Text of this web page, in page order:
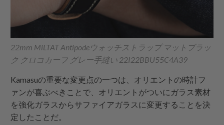
22mm MiLTAT Antipodeウォッチストラップ マットブラッ
ク クロコカーフ グレー手縫い 22I22BBU55C4A39
Kamasuの重要な変更点の一つは、オリエントの時計フ
ァンが喜ぶべきことで、オリエントがついにガラス素材
を強化ガラスからサファイアガラスに変更することを決
定したことだ。